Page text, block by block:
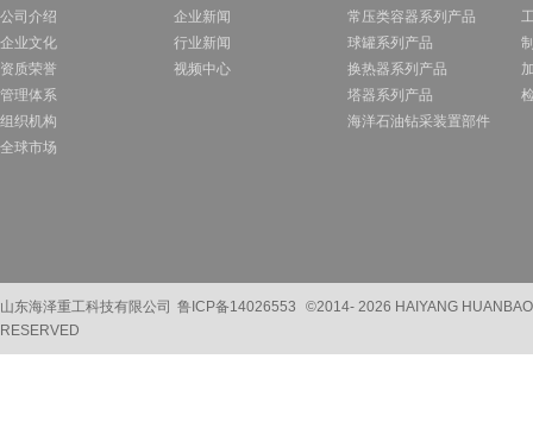
公司介绍
企业文化
资质荣誉
管理体系
组织机构
全球市场
企业新闻
行业新闻
视频中心
常压类容器系列产品
球罐系列产品
换热器系列产品
塔器系列产品
海洋石油钻采装置部件
山东海泽重工科技有限公司 鲁ICP备14026553 ©2014- 2026 HAIYANG
RESERVED